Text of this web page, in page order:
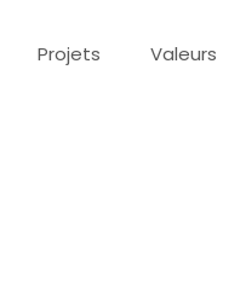
Projets Valeurs